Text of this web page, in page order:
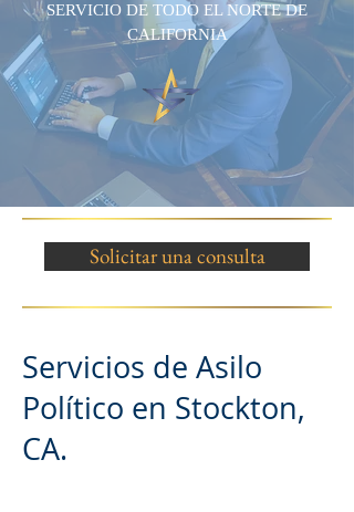
SERVICIO DE TODO EL NORTE DE
CALIFORNIA
Solicitar una consulta
Servicios de Asilo
Político en Stockton,
CA.